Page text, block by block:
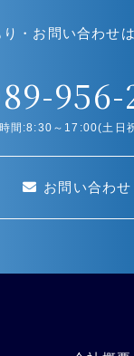
り・お問い合わせ
956-
間:8:30～17:00(土日
お問い合わせ